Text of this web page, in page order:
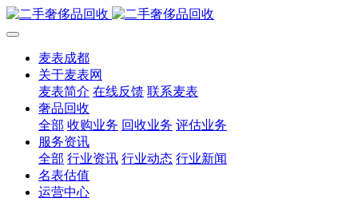
麦表成都
关于麦表网
麦表简介 在线反馈 联系麦表
奢品回收
全部 收购业务 回收业务 评估业务
服务资讯
全部 行业资讯 行业动态 行业新闻
名表估值
运营中心